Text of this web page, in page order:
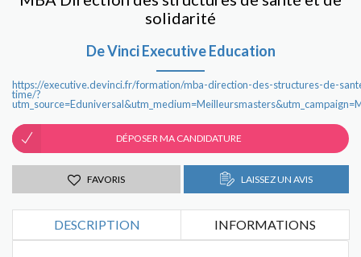
solidarité
De Vinci Executive Education
https://executive.devinci.fr/formation/mba-direction-des-structures-de-
time/?
DÉPOSER MA CANDIDATURE
FAVORIS LAISSEZ UN AVIS
DESCRIPTION INFORMATIONS